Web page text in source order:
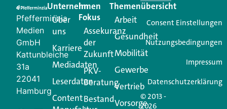
Creator für Ihre Kundenkommunikation. Alles, was
Ihren Vertriebsalltag leichter macht. Mit nur einem
Login.
Jetzt anmelden
Pfefferminzia
Medien
GmbH
Kattunbleiche
31a
22041
Hamburg
Unternehmen
Über
uns
Karriere
Mediadaten
Leserdaten
Content
Im
Fokus
Assekuranz
der
Zukunft
PKV-
Beratung
Bestand
Themenübersicht
Arbeit
Gesundheit
Mobilität
Gewerbe
Vertrieb
Vorsorge
© 2013 -
2026
Consent Einstellungen
Nutzungsbedingungen
Impressum
Datenschutzerklärung